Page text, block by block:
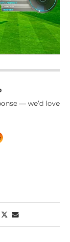
— we’d love